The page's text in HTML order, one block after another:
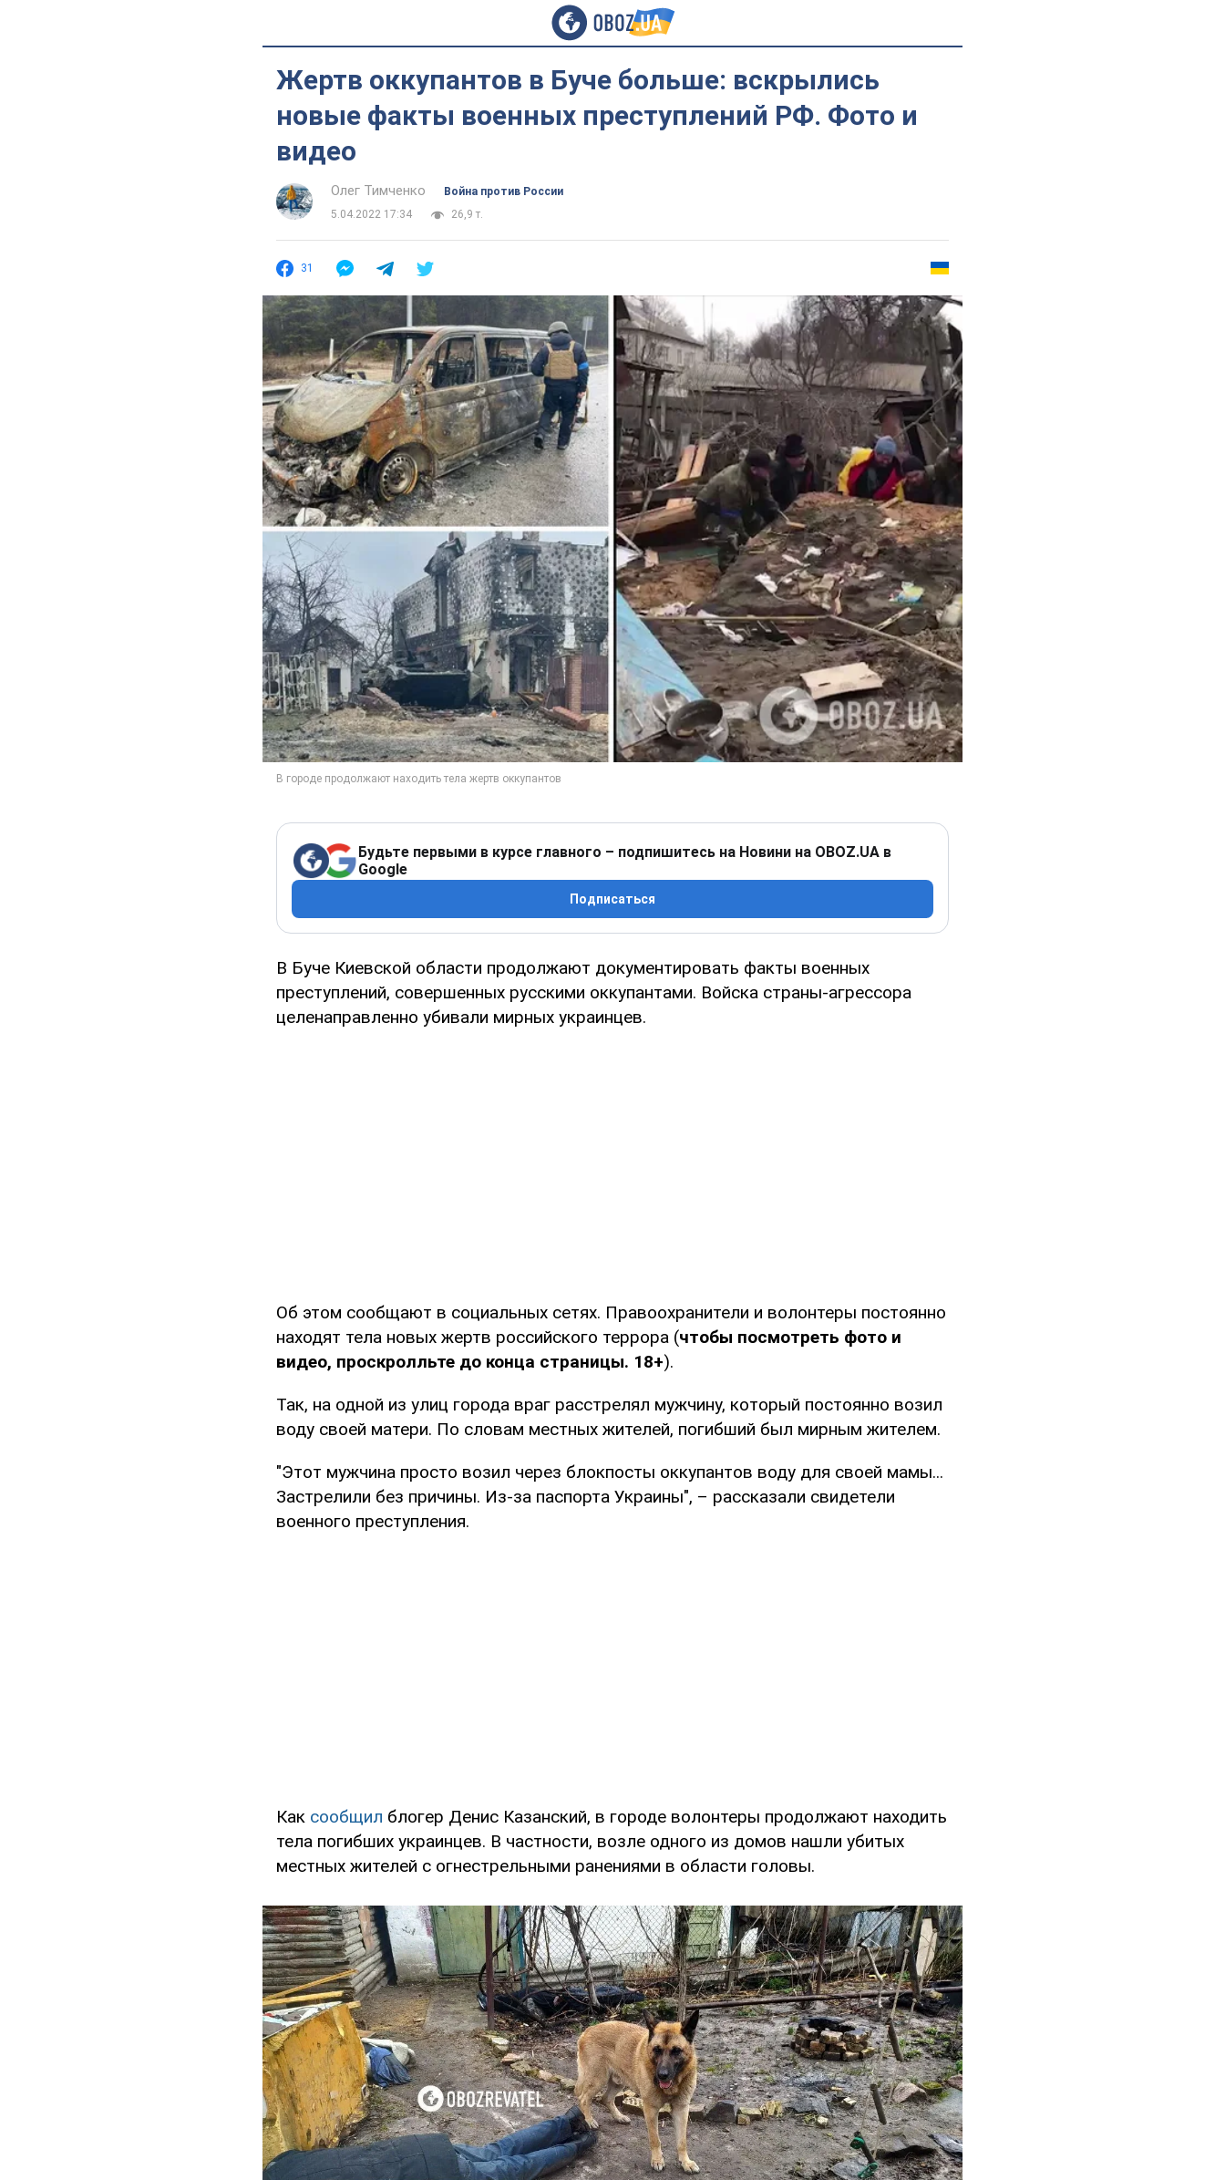
Жертв оккупантов в Буче больше: вскрылись
новые факты военных преступлений РФ. Фото и
видео
Олег Тимченко
Война против России
5.04.2022 17:34
26,9 т.
31
Будьте первыми в курсе главного – подпишитесь на Новини на OBOZ.UA в
Google
Подписаться
В Буче Киевской области продолжают документировать факты военных
преступлений, совершенных русскими оккупантами. Войска страны-агрессора
целенаправленно убивали мирных украинцев.
Об этом сообщают в социальных сетях. Правоохранители и волонтеры постоянно
находят тела новых жертв российского террора (чтобы посмотреть фото и
видео, проскролльте до конца страницы. 18+).
Так, на одной из улиц города враг расстрелял мужчину, который постоянно возил
воду своей матери. По словам местных жителей, погибший был мирным жителем.
"Этот мужчина просто возил через блокпосты оккупантов воду для своей мамы...
Застрелили без причины. Из-за паспорта Украины", – рассказали свидетели
военного преступления.
Как сообщил блогер Денис Казанский, в городе волонтеры продолжают находить
тела погибших украинцев. В частности, возле одного из домов нашли убитых
местных жителей с огнестрельными ранениями в области головы.